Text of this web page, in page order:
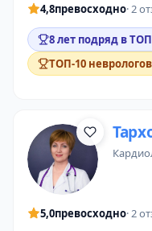
4,8превосходно· 2
8 лет подряд в
ТОП-10
5,0превосходно· 2